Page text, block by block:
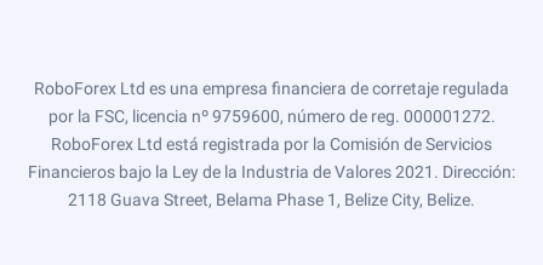
RoboForex Ltd es una empresa financiera de corretaje regulada
por la FSC, licencia nº 9759600, número de reg. 000001272.
RoboForex Ltd está registrada por la Comisión de Servicios
Financieros bajo la Ley de la Industria de Valores 2021. Dirección:
2118 Guava Street, Belama Phase 1, Belize City, Belize.